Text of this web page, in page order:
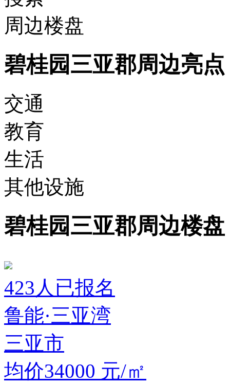
周边楼盘
碧桂园三亚郡周边亮点
交通
教育
生活
其他设施
碧桂园三亚郡周边楼盘
423 人已报名
鲁能·三亚湾
三亚市
均价34000 元/㎡